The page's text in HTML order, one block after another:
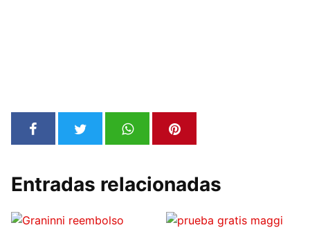
Entradas relacionadas